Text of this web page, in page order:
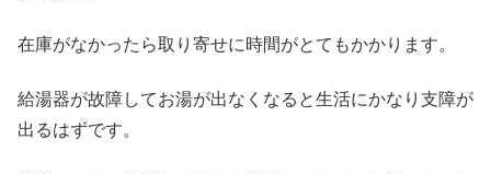
在庫がなかったら取り寄せに時間がとてもかかります。
給湯器が故障してお湯が出なくなると生活にかなり支障が
出るはずです。